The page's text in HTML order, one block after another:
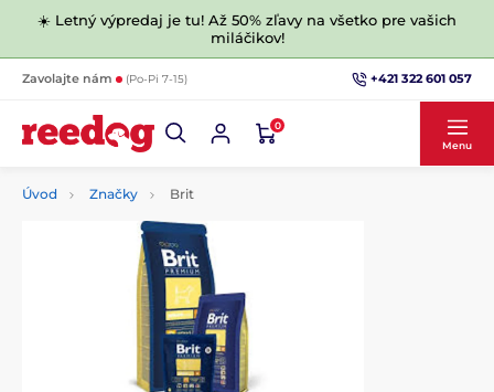
☀️ Letný výpredaj je tu! Až 50% zľavy na všetko pre vašich
miláčikov!
Zavolajte nám (Po-Pi 7-15) +421 322 601 057
0
Menu
Úvod Značky Brit